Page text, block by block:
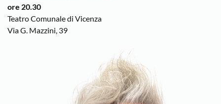
ore 20.30
Teatro Comunale di Vicenza
Via G. Mazzini, 39